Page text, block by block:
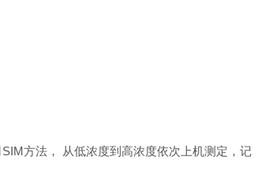
方法， 从低浓度到高浓度依次上机测定，记